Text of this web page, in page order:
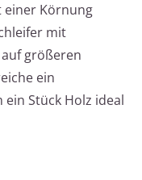
einer Körnung
mit
größeren
ein
Stück Holz ideal